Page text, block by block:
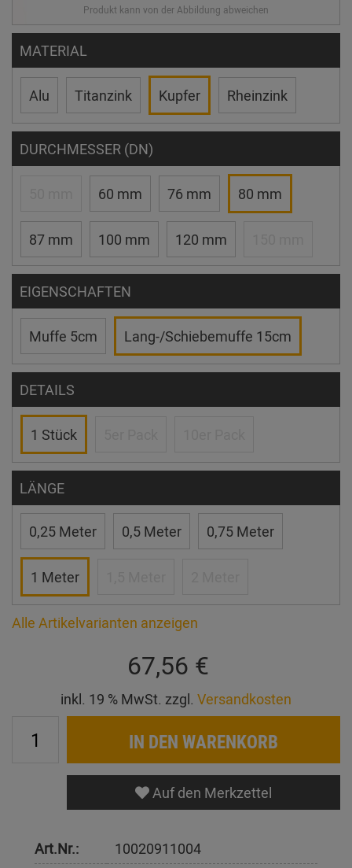
MATERIAL
Alu Titanzink Kupfer Rheinzink
DURCHMESSER (DN)
60 mm 76 mm 80 mm
87 mm 100 mm 120 mm
EIGENSCHAFTEN
Muffe 5cm Lang-/Schiebemuffe 15cm
DETAILS
1 Stück
LÄNGE
0,25 Meter 0,5 Meter 0,75 Meter
1 Meter
Alle Artikelvarianten anzeigen
67,56 €
inkl. 19 % MwSt. zzgl. Versandkosten
IN DEN WARENKORB
Auf den Merkzettel
Art.Nr.:
10020911004